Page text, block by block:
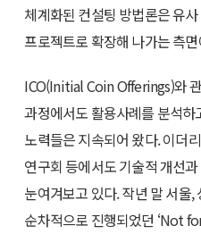
체계화된 컨설팅 방법론은 유
프로젝트로 확장해 나가는 측
ICO(Initial Coin Offerings)와
과정에서도 활용사례를 분석
노력들은 지속되어 왔다. 이더
연구회 등에서도 기술적 개선
눈여겨보고 있다. 작년 말 서울,
순차적으로 진행되었던 ‘Not